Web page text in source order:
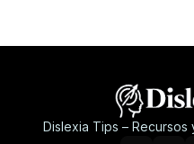
Dislexia Tips –